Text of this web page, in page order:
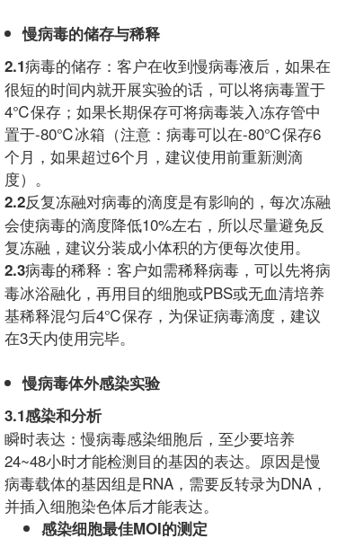
慢病毒的储存与稀释
2.1病毒的储存：客户在收到慢病毒液后，如果在
很短的时间内就开展实验的话，可以将病毒置于
4℃保存；如果长期保存可将病毒装入冻存管中
置于-80℃冰箱（注意：病毒可以在-80℃保存6
个月，如果超过6个月，建议使用前重新测滴
度）。
2.2反复冻融对病毒的滴度是有影响的，每次冻融
会使病毒的滴度降低10%左右，所以尽量避免反
复冻融，建议分装成小体积的方便每次使用。
2.3病毒的稀释：客户如需稀释病毒，可以先将病
毒冰浴融化，再用目的细胞或PBS或无血清培养
基稀释混匀后4℃保存，为保证病毒滴度，建议
在3天内使用完毕。
慢病毒体外感染实验
3.1感染和分析
瞬时表达：慢病毒感染细胞后，至少要培养
24~48小时才能检测目的基因的表达。原因是慢
病毒载体的基因组是RNA，需要反转录为DNA，
并插入细胞染色体后才能表达。
感染细胞最佳MOI的测定